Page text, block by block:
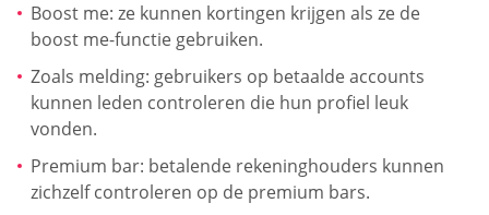
Boost me: ze kunnen kortingen krijgen als ze de
boost me-functie gebruiken.
Zoals melding: gebruikers op betaalde accounts
kunnen leden controleren die hun profiel leuk
vonden.
Premium bar: betalende rekeninghouders kunnen
zichzelf controleren op de premium bars.